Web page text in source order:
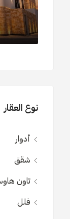
نوع العقار
أدوار
شقق
تاون
فلل